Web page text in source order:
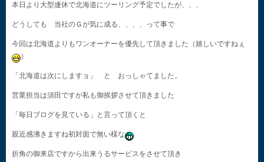
本日より大型連休で北海道にツーリング予定でしたが、、、
どうしても 当社のＧが気に成る、、、、って事で
今回は北海道よりもワンオーナーを優先して頂きました（嬉しいですねぇ
）
「北海道は次にしますョ」 と おっしゃてました。
営業担当は須田ですが私も御挨拶させて頂きました
「毎日ブログを見ている」と言って頂くと
親近感沸きますね初対面で無い様な
折角の御来店ですから出来うるサービスをさせて頂き